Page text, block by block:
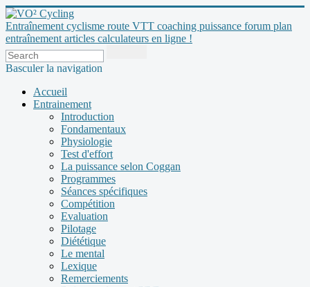
Entraînement cyclisme route VTT coaching puissance forum plan
entraînement articles calculateurs en ligne !
Basculer la navigation
Accueil
Entrainement
Introduction
Fondamentaux
Physiologie
Test d'effort
La puissance selon Coggan
Programmes
Séances spécifiques
Compétition
Evaluation
Pilotage
Diététique
Le mental
Lexique
Remerciements